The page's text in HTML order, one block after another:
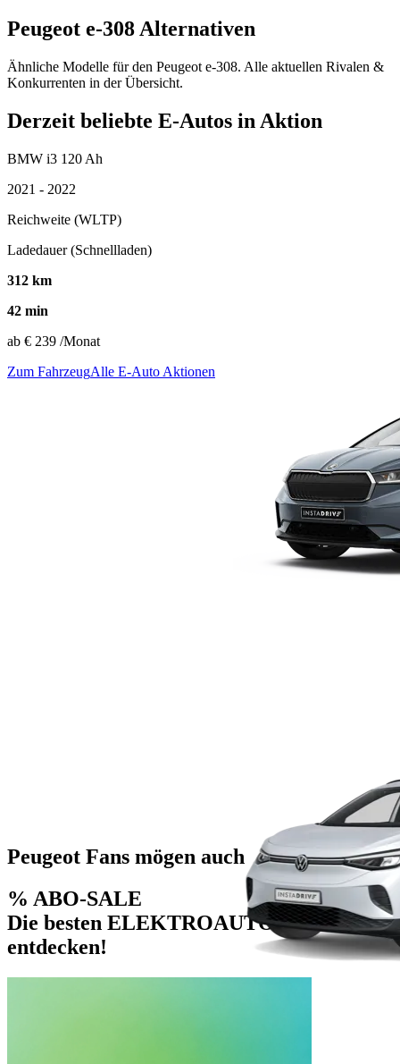
Peugeot e-308 Alternativen
Ähnliche Modelle für den Peugeot e-308. Alle aktuellen Rivalen &
Konkurrenten in der Übersicht.
Derzeit beliebte E-Autos in Aktion
BMW i3 120 Ah
2021 - 2022
Reichweite (WLTP)
Ladedauer (Schnellladen)
312 km
42 min
ab € 239 /Monat
Zum FahrzeugAlle E-Auto Aktionen
Peugeot Fans mögen auch
% ABO-SALE
Die besten ELEKTROAUTO- DEALS
entdecken!